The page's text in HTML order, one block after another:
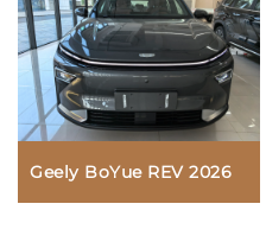
Geely BoYue REV 2026